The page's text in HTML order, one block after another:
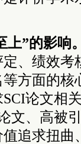
上”的影响
、绩效考
方面的核
论文相
文、高被
追求扭曲